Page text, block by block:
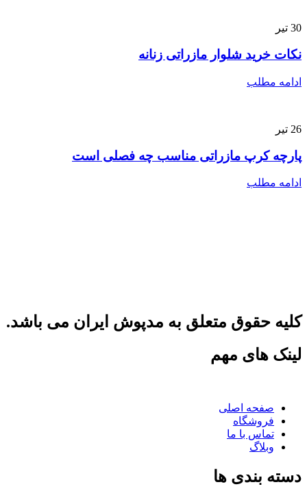
30 تیر
نکات خرید شلوار مازراتی زنانه
ادامه مطلب
26 تیر
پارچه کرپ مازراتی مناسب چه فصلی است
ادامه مطلب
کلیه حقوق متعلق به مدپوش ایران می باشد.
لینک های مهم
صفحه اصلی
فروشگاه
تماس با ما
وبلاگ
دسته بندی ها